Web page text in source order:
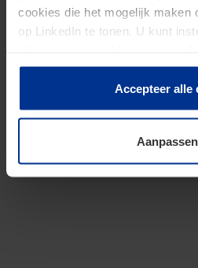
cookies die het mogelijk maken
op LinkedIn te tonen. U kunt
te klikken. Als u op “Accepteer
toestemming voor het gebruik
toestemming kunt u altijd weer
Accepteer alle
Aanpassen
Other topics
Germany desk
Nordics desk